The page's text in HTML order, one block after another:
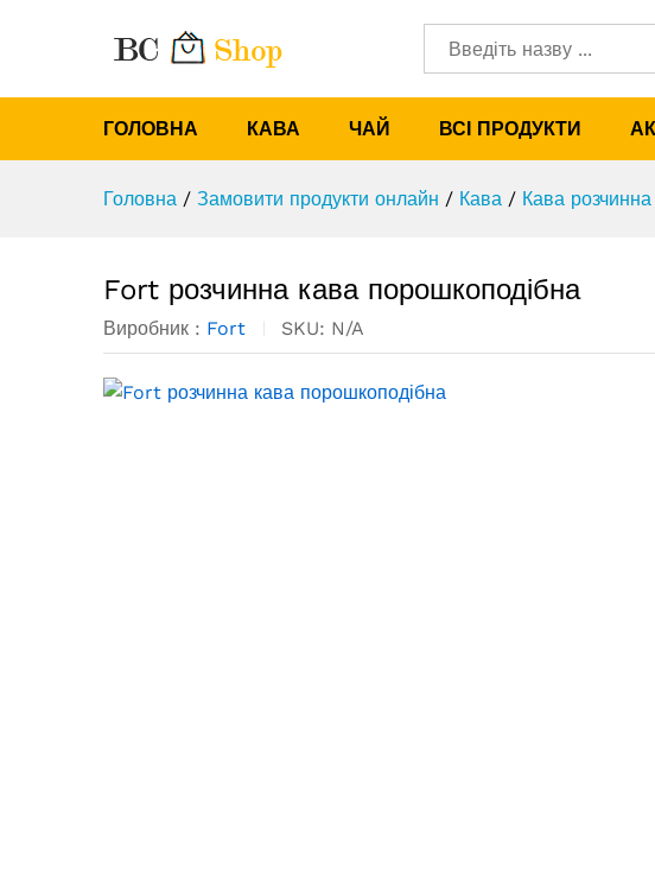
Категорії
ГОЛОВНА КАВА ЧАЙ ВСІ ПРОДУКТИ
Головна / Замовити продукти онлайн / Кава / Кава розчинна
Fort розчинна кава порошкоподібна
Виробник : Fort SKU: N/A
Fort розчинна кава порошкоподібна